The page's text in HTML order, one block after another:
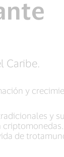
Caribe.
y
y
de